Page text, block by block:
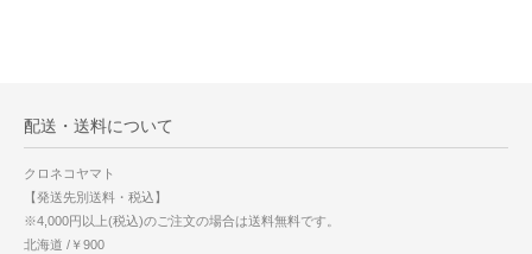
配送・送料について
クロネコヤマト
【発送先別送料・税込】
※4,000円以上(税込)のご注文の場合は送料無料です。
北海道 /￥900